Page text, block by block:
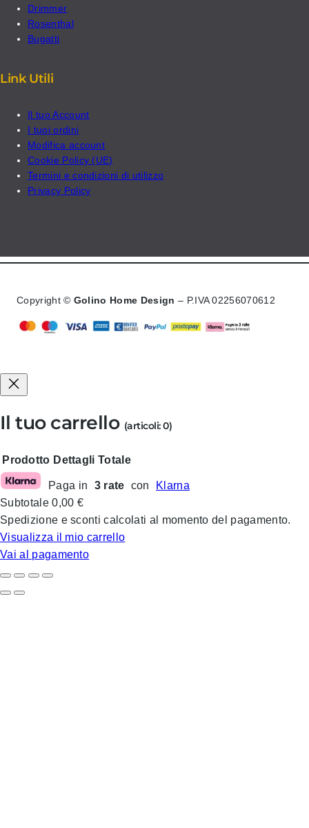
Drimmer
Rosenthal
Bugatti
Link Utili
Il tuo Account
I tuoi ordini
Modifica account
Cookie Policy (UE)
Termini e condizioni di utilizzo
Privacy Policy
Copyright © Golino Home Design – P.IVA 02256070612
Il tuo carrello (articoli: 0)
Prodotti
nel
carrello
Prodotto Dettagli Totale
Paga in 3 rate con
Klarna
Subtotale0,00 €
Spedizione e sconti calcolati al momento del pagamento.
Visualizza il mio carrello
Vai al pagamento